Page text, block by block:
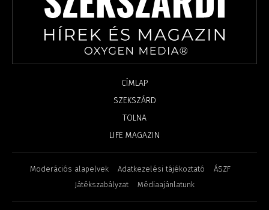
CÍMLAP
SZEKSZÁRD
TOLNA
LIFE MAGAZIN
Moderációs alapelvek Adatkezelési tájékoztató
ÁSZF
Játékszabályzat
Médiaajánlatunk